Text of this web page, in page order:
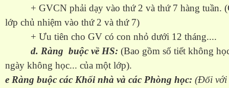
+ GVCN phải dạy vào thứ 2 và thứ 7 hàng tuần.
lớp chủ nhiệm vào thứ 2 và thứ 7)
+ Ưu tiên cho GV có con nhỏ dưới 12 tháng....
d. Ràng buộc về HS: (Bao gồm số tiết không
ngày không học... của một lớp).
e Ràng buộc các Khối nhà và các Phòng học: (Đối với